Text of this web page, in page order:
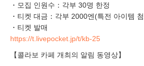
・모집 인원수：각부 30명 한정
・티켓 대금：각부 2000엔(특전 아이템
・티켓 발매
https://t.livepocket.jp/t/kb-25
【콜라보 카페 개최의 알림 동영상】